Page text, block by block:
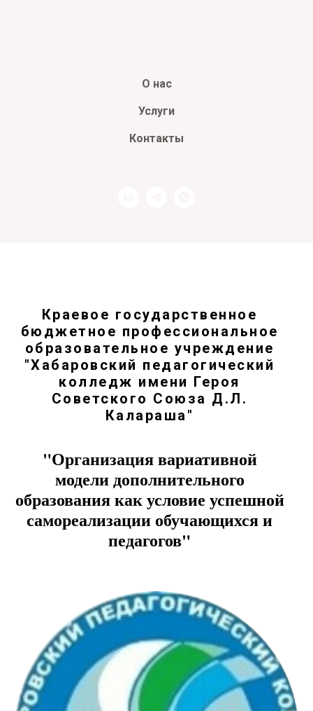
О нас
Услуги
Контакты
Краевое государственное
бюджетное профессиональное
образовательное учреждение
"Хабаровский педагогический
колледж имени Героя
Советского Союза Д.Л.
Калараша"
"Организация вариативной
модели дополнительного
образования как условие успешной
самореализации обучающихся и
педагогов"